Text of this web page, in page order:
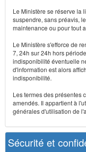
Le Ministère se réserve la
suspendre, sans préavis,
maintenance ou pour tout
Le Ministère s'efforce de
7, 24h sur 24h hors
indisponibilité éventuelle
d'information est alors
indisponibilité.
Les termes des présentes
amendés. Il appartient à
générales d'utilisation de
Sécurité et